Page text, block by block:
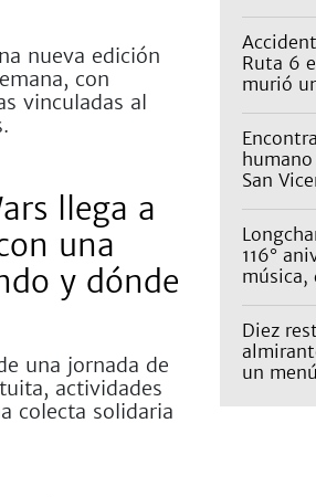
nueva edición
con
vinculadas al
llega a
una
y dónde
una jornada de
actividades
colecta solidaria
Ruta 6
murió
San
116°
música,
familia
Diez
un